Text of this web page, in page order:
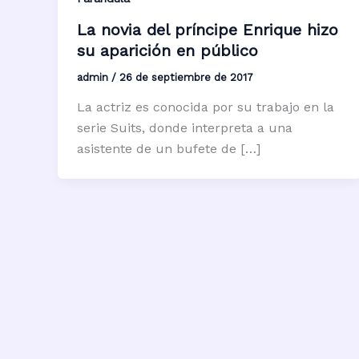
La novia del príncipe Enrique hizo
su aparición en público
admin / 26 de septiembre de 2017
La actriz es conocida por su trabajo en la
serie Suits, donde interpreta a una
asistente de un bufete de […]